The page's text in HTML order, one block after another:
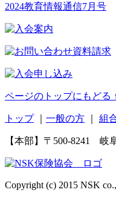
2024教育情報通信7月号
ページのトップにもどる
トップ｜ 一般の方 組
【本部】〒500-8241 岐
Copyright (c) 2015 NSK